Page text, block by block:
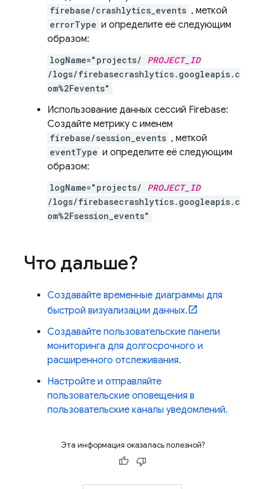
firebase/crashlytics_events , меткой
errorType и определите её следующим
образом:
logName="projects/ PROJECT_ID
/logs/firebasecrashlytics.googleapis.c
om%2Fevents"
Использование данных сессий Firebase:
Создайте метрику с именем
firebase/session_events , меткой
eventType и определите её следующим
образом:
logName="projects/ PROJECT_ID
/logs/firebasecrashlytics.googleapis.c
om%2Fsession_events"
Что дальше?
Создавайте временные диаграммы для
быстрой визуализации данных.
Создавайте пользовательские панели
мониторинга для долгосрочного и
расширенного отслеживания.
Настройте и отправляйте
пользовательские оповещения в
пользовательские каналы уведомлений.
Эта информация оказалась полезной?